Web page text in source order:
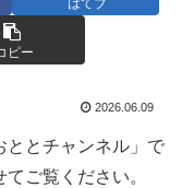
はてブ
ピー
2026.06.09
ととチャンネル」で
ご覧ください。